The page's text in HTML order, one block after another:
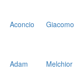
Aconcio Giacomo
Adam Melchior